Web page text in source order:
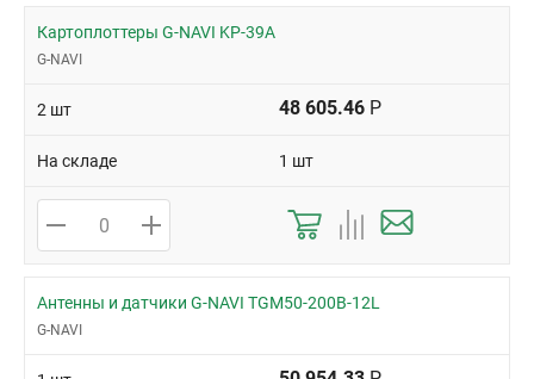
Картоплоттеры G-NAVI KP-39A
G-NAVI
2 шт 48 605.46 Р
На складе 1 шт
Антенны и датчики G-NAVI TGM50-200B-12L
G-NAVI